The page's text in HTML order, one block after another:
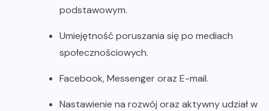
podstawowym.
Umiejętność poruszania się po mediach
społecznościowych.
Facebook, Messenger oraz E-mail.
Nastawienie na rozwój oraz aktywny udział w